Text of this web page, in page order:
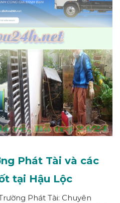
Phát Tài và các
tại Hậu Lộc
Phát Tài: Chuyên